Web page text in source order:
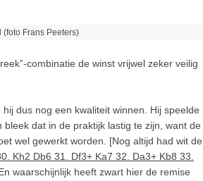
(foto Frans Peeters)
combinatie de winst vrijwel zeker veilig
dus nog een kwaliteit winnen. Hij speelde
dat in de praktijk lastig te zijn, want de
wel gewerkt worden. [Nog altijd had wit de
Kh2 Db6 31. Df3+ Ka7 32. Da3+ Kb8 33.
waarschijnlijk heeft zwart hier de remise